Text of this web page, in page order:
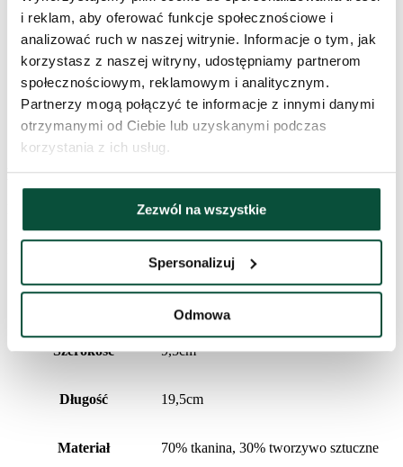
i reklam, aby oferować funkcje społecznościowe i
analizować ruch w naszej witrynie. Informacje o tym, jak
korzystasz z naszej witryny, udostępniamy partnerom
społecznościowym, reklamowym i analitycznym.
Partnerzy mogą połączyć te informacje z innymi danymi
otrzymanymi od Ciebie lub uzyskanymi podczas
korzystania z ich usług.
Zezwól na wszystkie
Spersonalizuj
Odmowa
Długość 19,5cm
Materiał 70% tkanina, 30% tworzywo sztuczne
Kolor kremowo-bordowa
FAVI Kategória
Historia cen
Najniższa cena z ostatnich 30 dni to153zł
Informacje dodatkowe
Szerokość 9,5cm
Długość 19,5cm
Materiał 70% tkanina, 30% tworzywo sztuczne